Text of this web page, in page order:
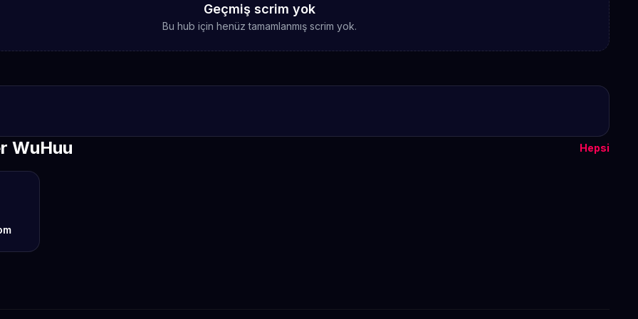
Geçmiş scrim yok
Bu hub için henüz tamamlanmış scrim yok.
WuHuu Hepsi